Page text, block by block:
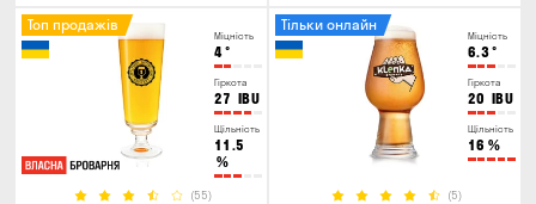
Міцність
4°
Гіркота
27 IBU
Щільність
11.5
%
(55)
Топ продажів
Міцність
6.3°
Гіркота
20 IBU
Щільність
16 %
(5)
Тільки онлайн